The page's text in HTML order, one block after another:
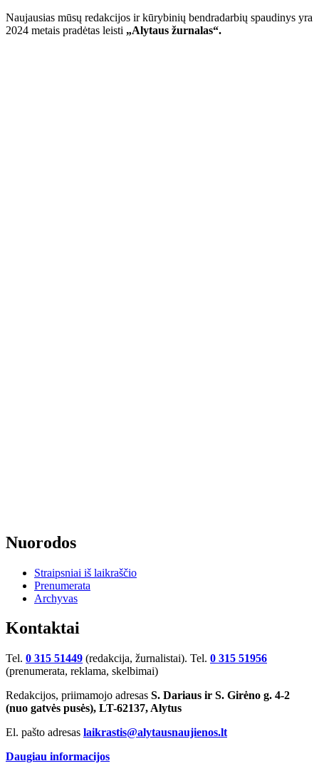
Naujausias mūsų redakcijos ir kūrybinių bendradarbių spaudinys yra
2024 metais pradėtas leisti „Alytaus žurnalas“.
Nuorodos
Straipsniai iš laikraščio
Prenumerata
Archyvas
Kontaktai
Tel. 0 315 51449 (redakcija, žurnalistai). Tel. 0 315 51956
(prenumerata, reklama, skelbimai)
Redakcijos, priimamojo adresas S. Dariaus ir S. Girėno g. 4-2
(nuo gatvės pusės), LT-62137, Alytus
El. pašto adresas laikrastis@alytausnaujienos.lt
Daugiau informacijos